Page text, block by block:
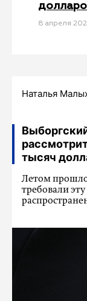
8 апреля
Наталья
тысяч
Летом
требовали